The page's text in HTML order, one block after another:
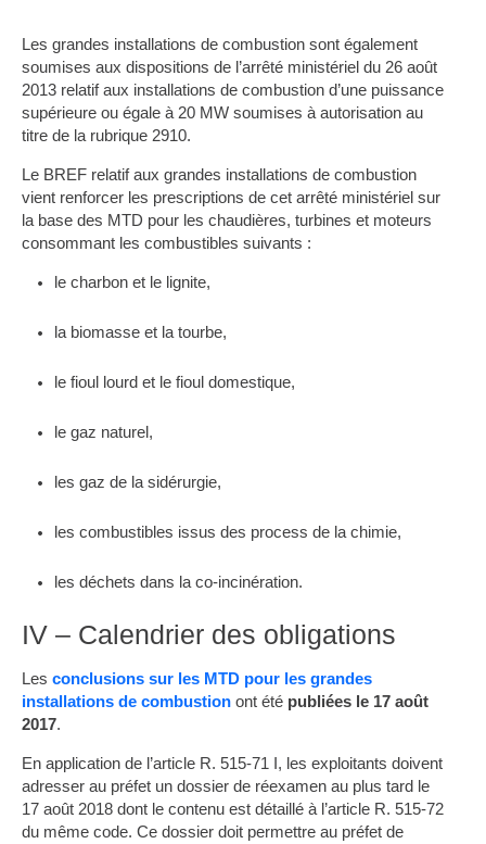
Les grandes installations de combustion sont également
soumises aux dispositions de l’arrêté ministériel du 26 août
2013 relatif aux installations de combustion d’une puissance
supérieure ou égale à 20 MW soumises à autorisation au
titre de la rubrique 2910.
Le BREF relatif aux grandes installations de combustion
vient renforcer les prescriptions de cet arrêté ministériel sur
la base des MTD pour les chaudières, turbines et moteurs
consommant les combustibles suivants :
le charbon et le lignite,
la biomasse et la tourbe,
le fioul lourd et le fioul domestique,
le gaz naturel,
les gaz de la sidérurgie,
les combustibles issus des process de la chimie,
les déchets dans la co-incinération.
IV – Calendrier des obligations
Les conclusions sur les MTD pour les grandes
installations de combustion ont été publiées le 17 août
2017.
En application de l’article R. 515-71 I, les exploitants doivent
adresser au préfet un dossier de réexamen au plus tard le
17 août 2018 dont le contenu est détaillé à l’article R. 515-72
du même code. Ce dossier doit permettre au préfet de